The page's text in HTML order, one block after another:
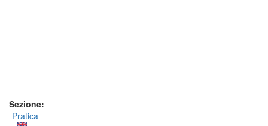
Sezione:
Pratica